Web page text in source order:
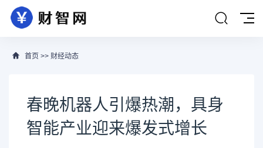
首页 >> 财经动态
春晚机器人引爆热潮，具身
智能产业迎来爆发式增长